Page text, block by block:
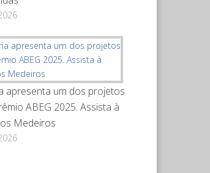
apresenta um dos projetos
ABEG 2025. Assista à
Medeiros